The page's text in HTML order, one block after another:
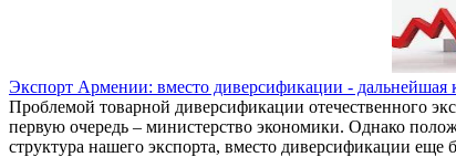
Экспорт Армении: вместо диверсификации - дальнейшая
Проблемой товарной диверсификации отечественного
первую очередь – министерство экономики. Однако
структура нашего экспорта, вместо диверсификации еще